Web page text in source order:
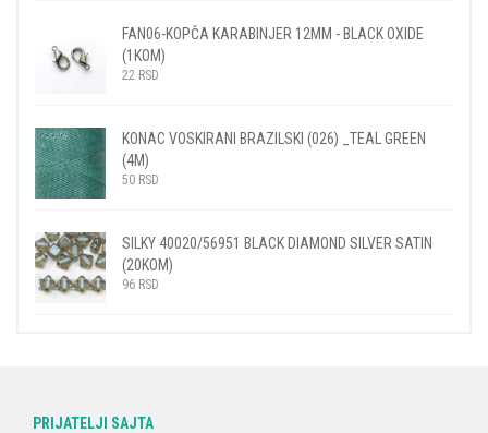
FAN06-KOPČA KARABINJER 12MM - BLACK OXIDE
(1KOM)
22 RSD
KONAC VOSKIRANI BRAZILSKI (026) _TEAL GREEN
(4M)
50 RSD
SILKY 40020/56951 BLACK DIAMOND SILVER SATIN
(20KOM)
96 RSD
PRIJATELJI SAJTA